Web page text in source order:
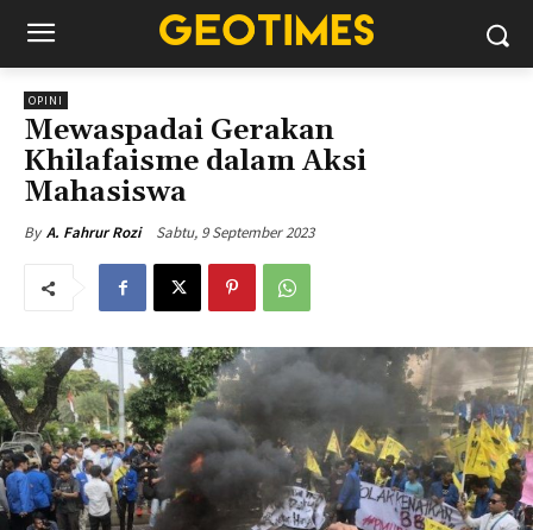
OPINI
Mewaspadai Gerakan
Khilafaisme dalam Aksi
Mahasiswa
By A. Fahrur Rozi Sabtu, 9 September 2023